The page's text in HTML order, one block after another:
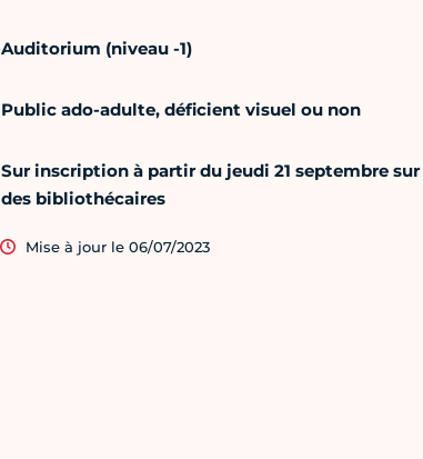
Auditorium (niveau -1)
Public ado-adulte, déficient visuel ou non
Sur inscription à partir du jeudi 21 septembre sur
des bibliothécaires
Mise à jour le 06/07/2023